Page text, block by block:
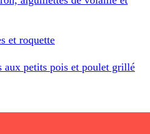
et roquette
aux petits pois et poulet grillé